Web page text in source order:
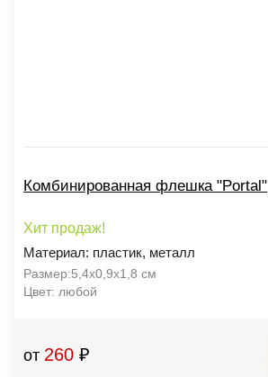
Комбинированная флешка "Portal"
Хит продаж!
Материал: пластик, металл
Размер:5,4х0,9х1,8 см
Цвет: любой
от 260 ₽